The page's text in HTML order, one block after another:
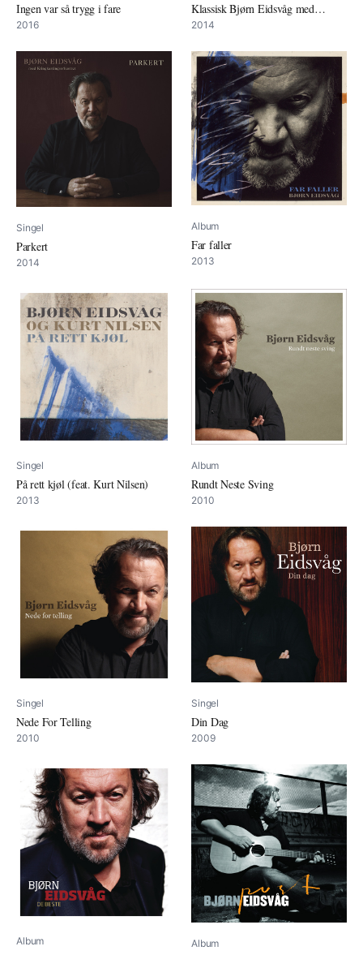
Ingen var så trygg i fare
2016
Klassisk Bjørn Eidsvåg med
Kringkastingsorkestret
2014
Singel
Parkert
2014
Album
Far faller
2013
Singel
På rett kjøl (feat. Kurt Nilsen)
2013
Album
Rundt Neste Sving
2010
Singel
Nede For Telling
2010
Singel
Din Dag
2009
Album Album